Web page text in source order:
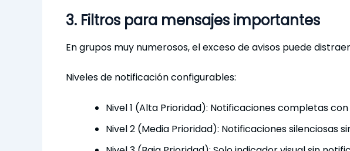
3. Filtros para mensajes importantes
En grupos muy numerosos, el exceso de avisos puede
Niveles de notificación configurables:
Nivel 1 (Alta Prioridad): Notificaciones completas
Nivel 2 (Media Prioridad): Notificaciones silenciosas